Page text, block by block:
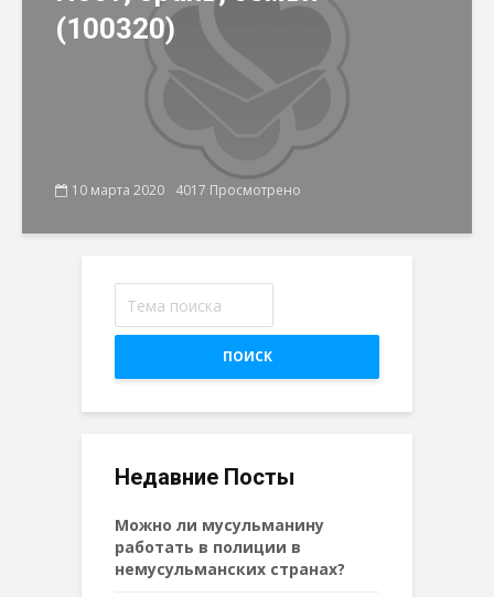
(100320)
10 марта 2020 4017 Просмотрено
ПОИСК
Недавние Посты
Можно ли мусульманину
работать в полиции в
немусульманских странах?